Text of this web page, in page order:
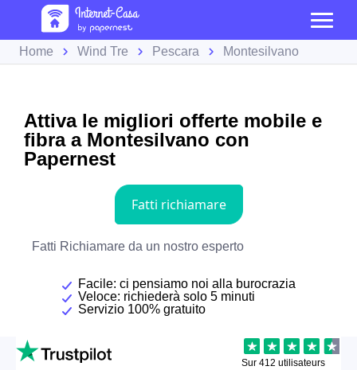
Home Wind Tre Pescara Montesilvano